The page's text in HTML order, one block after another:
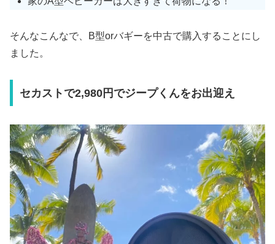
そんなこんなで、B型orバギーを中古で購入することにし
ました。
セカストで2,980円でジープくんをお出迎え